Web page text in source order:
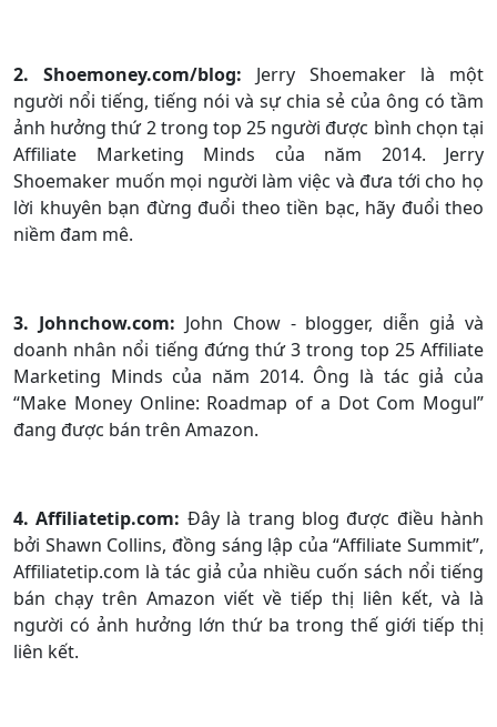
2. Shoemoney.com/blog: Jerry Shoemaker là một
người nổi tiếng, tiếng nói và sự chia sẻ của ông có tầm
ảnh hưởng thứ 2 trong top 25 người được bình chọn tại
Affiliate Marketing Minds của năm 2014. Jerry
Shoemaker muốn mọi người làm việc và đưa tới cho họ
lời khuyên bạn đừng đuổi theo tiền bạc, hãy đuổi theo
niềm đam mê.
3. Johnchow.com: John Chow - blogger, diễn giả và
doanh nhân nổi tiếng đứng thứ 3 trong top 25 Affiliate
Marketing Minds của năm 2014. Ông là tác giả của
“Make Money Online: Roadmap of a Dot Com Mogul”
đang được bán trên Amazon.
4. Affiliatetip.com: Đây là trang blog được điều hành
bởi Shawn Collins, đồng sáng lập của “Affiliate Summit”,
Affiliatetip.com là tác giả của nhiều cuốn sách nổi tiếng
bán chạy trên Amazon viết về tiếp thị liên kết, và là
người có ảnh hưởng lớn thứ ba trong thế giới tiếp thị
liên kết.